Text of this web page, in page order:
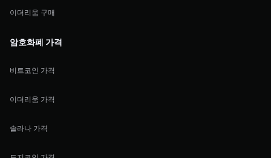
이더리움 구매
암호화폐 가격
비트코인 가격
이더리움 가격
솔라나 가격